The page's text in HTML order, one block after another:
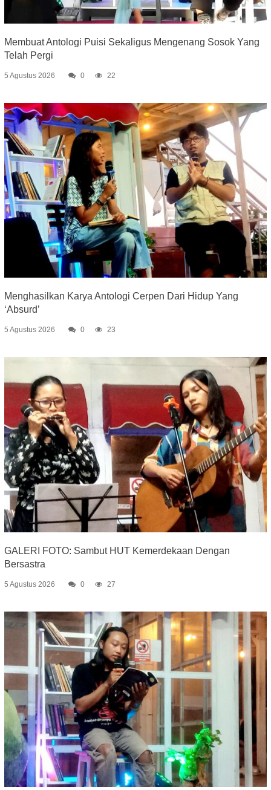
Membuat Antologi Puisi Sekaligus Mengenang Sosok Yang
Telah Pergi
5 Agustus 2026 0 22
Menghasilkan Karya Antologi Cerpen Dari Hidup Yang
‘Absurd’
5 Agustus 2026 0 23
GALERI FOTO: Sambut HUT Kemerdekaan Dengan
Bersastra
5 Agustus 2026 0 27